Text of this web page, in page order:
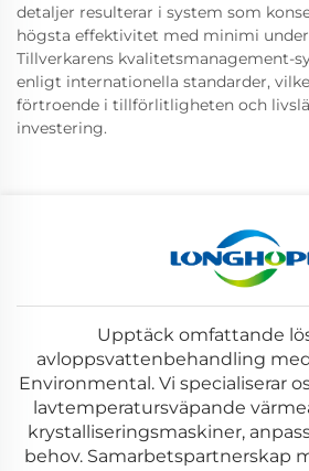
detaljer resulterar i system som
högsta effektivitet med minimi
Tillverkarens kvalitetsmanagement-
enligt internationella standarder,
förtroende i tillförlitligheten och
investering.
Upptäck omfattande
avloppsvattenbehandling
Environmental. Vi specialiserar
lavtemperatursväpande
krystalliseringsmaskiner,
behov. Samarbetspartnerskap